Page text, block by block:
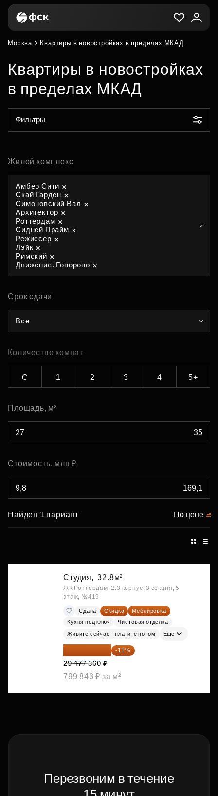
Москва Квартиры в новостройках в пределах МКАД
Квартиры в новостройках
в пределах МКАД
Фильтры
Жилой комплекс
Амбер Сити
Скай Гарден
Симоновский Вал
Архитектор
Роттердам
Сидней Прайм
Режиссер
Лэйк
Римский
Движение. Говорово
Срок сдачи
Все
Количество комнат
С 1 2 3 4 5+
Площадь, м²
Стоимость, млн ₽
Найден 1 вариант По цене
Студия, 32.8м²
ЖК Роттердам, 2.3 корпус, 3 секция, 5
этаж, №419
Сдана Скидка
Меблировка
Кухня под ключ
Чистовая отделка
Живите сейчас - платите потом Ещё
26 234 850 ₽ -11%
29 477 360 ₽
799 843 ₽ за м²
Перезвоним в течение